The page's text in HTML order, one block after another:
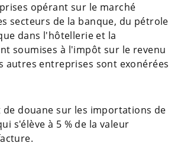
opérant sur le marché
secteurs de la banque, du pétrole
dans l'hôtellerie et la
soumises à l'impôt sur le revenu
autres entreprises sont exonérées
douane sur les importations de
s'élève à 5 % de la valeur